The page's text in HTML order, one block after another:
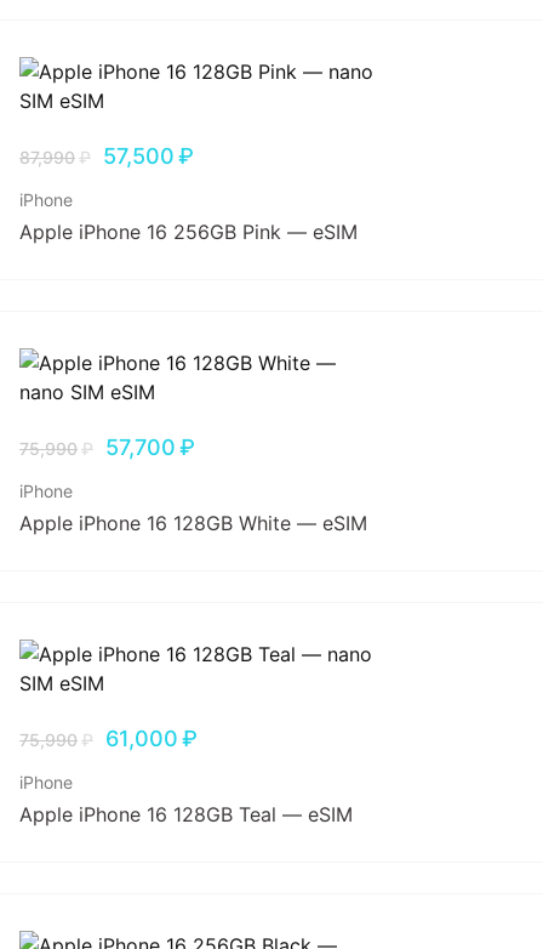
87,990₽ 57,500₽
iPhone
Apple iPhone 16 256GB Pink — eSIM
75,990₽ 57,700₽
iPhone
Apple iPhone 16 128GB White — eSIM
75,990₽ 61,000₽
iPhone
Apple iPhone 16 128GB Teal — eSIM